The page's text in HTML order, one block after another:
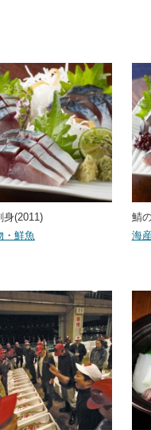
身(2011)
・鮮魚
鯖
海